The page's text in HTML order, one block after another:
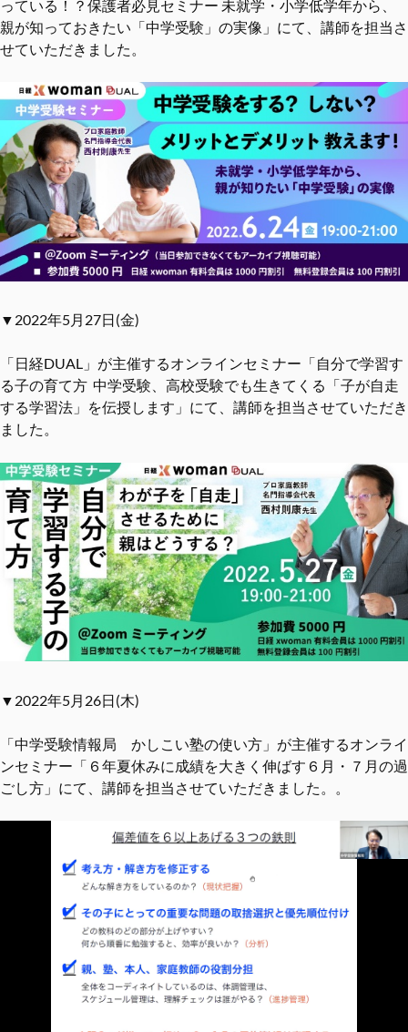
っている！？保護者必見セミナー 未就学・小学低学年から、
親が知っておきたい「中学受験」の実像」にて、講師を担当さ
せていただきました。
▼2022年5月27日(金)
「日経DUAL」が主催するオンラインセミナー「自分で学習す
る子の育て方 中学受験、高校受験でも生きてくる「子が自走
する学習法」を伝授します」にて、講師を担当させていただき
ました。
▼2022年5月26日(木)
「中学受験情報局 かしこい塾の使い方」が主催するオンライ
ンセミナー「６年夏休みに成績を大きく伸ばす６月・７月の過
ごし方」にて、講師を担当させていただきました。。